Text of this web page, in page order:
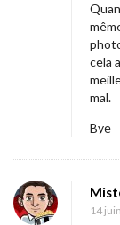
cela
mal.
Bye
14